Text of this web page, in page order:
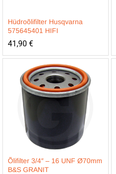
Hüdroõlifilter Husqvarna
575645401 HIFI
41,90 €
Õlifilter 3/4″ – 16 UNF Ø70mm
B&S GRANIT